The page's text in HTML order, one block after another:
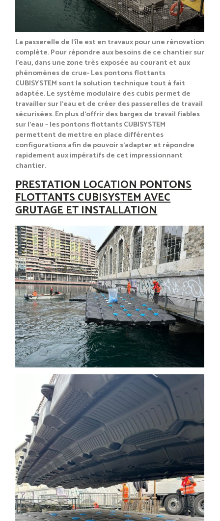
La passerelle de l’île est en travaux pour une rénovation
complète. Pour répondre aux besoins de ce chantier sur
l’eau, dans une zone très exposée au courant et aux
phénomènes de crue- Les pontons flottants
CUBISYSTEM sont la solution technique tout à fait
adaptée. Le système modulaire des cubis permet de
travailler sur l’eau et de créer des passerelles de travail
sécurisées. En plus d’offrir des barges de travail fiables
sur l’eau – les pontons flottants CUBISYSTEM
permettent de mettre en place différentes
configurations afin de pouvoir s’adapter et répondre
rapidement aux impératifs de cet impressionnant
chantier.
PRESTATION LOCATION PONTONS
FLOTTANTS CUBISYSTEM AVEC
GRUTAGE ET INSTALLATION